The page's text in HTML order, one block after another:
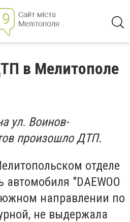
в Мелитополе
ул. Воинов-
произошло ДТП.
отделе
автомобиля "DAEWOO
южном направлении по
не выдержала